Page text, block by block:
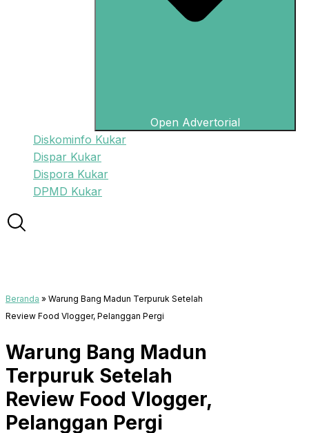
Open Advertorial
Diskominfo Kukar
Dispar Kukar
Dispora Kukar
DPMD Kukar
Beranda » Warung Bang Madun Terpuruk Setelah
Review Food Vlogger, Pelanggan Pergi
Warung Bang Madun
Terpuruk Setelah
Review Food Vlogger,
Pelanggan Pergi